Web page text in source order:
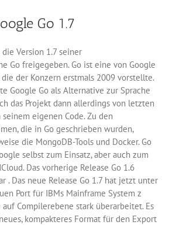
Go 1.7
Version 1.7 seiner
Go freigegeben. Go ist eine von Google
der Konzern erstmals 2009 vorstellte.
Google Go als Alternative zur Sprache
das Projekt dann allerdings von letzten
eigenen Code. Zu den
die in Go geschrieben wurden,
die MongoDB-Tools und Docker. Go
selbst zum Einsatz, aber auch zum
Das vorherige Release Go 1.6
. Das neue Release Go 1.7 hat jetzt unter
Port für IBMs Mainframe System z
Compilerebene stark überarbeitet. Es
kompakteres Format für den Export